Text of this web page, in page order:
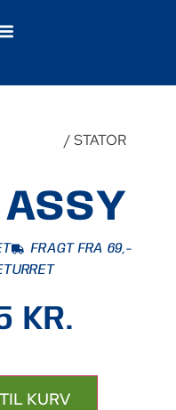
/ STATOR
ASSY
FRAGT FRA 69,-
KR.
KURV